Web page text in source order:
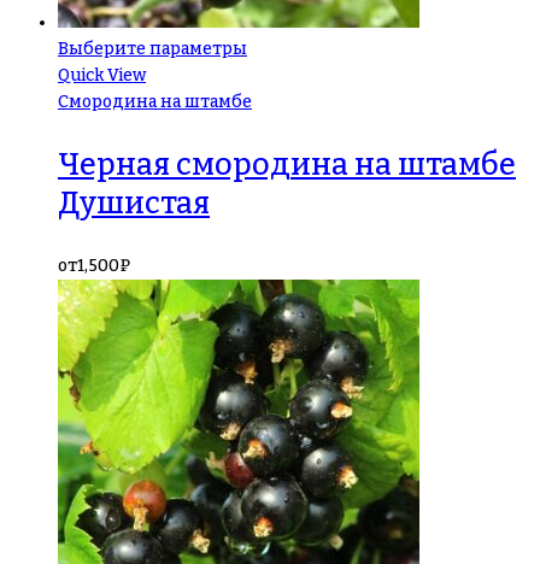
Выберите параметры
Quick View
Смородина на штамбе
Черная смородина на штамбе
Душистая
от1,500₽